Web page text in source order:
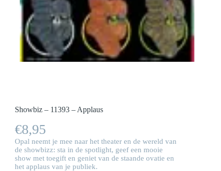
Showbiz – 11393 – Applaus
€8,95
Opal neemt je mee naar het theater en de wereld van
de showbizz: sta in de spotlight, geef een mooie
show met toegift en geniet van de staande ovatie en
het applaus van je publiek.